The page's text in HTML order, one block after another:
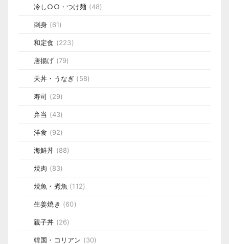
冷し○○・つけ麺 (48)
刺身 (61)
和定食 (223)
唐揚げ (79)
天丼・うなぎ (58)
寿司 (29)
弁当 (43)
洋食 (92)
海鮮丼 (88)
焼肉 (83)
焼魚・煮魚 (112)
生姜焼き (60)
親子丼 (26)
韓国・コリアン (30)